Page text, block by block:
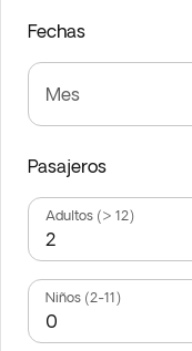
Fechas
Mes
Pasajeros
Adultos (> 12)
Niños (2-11)